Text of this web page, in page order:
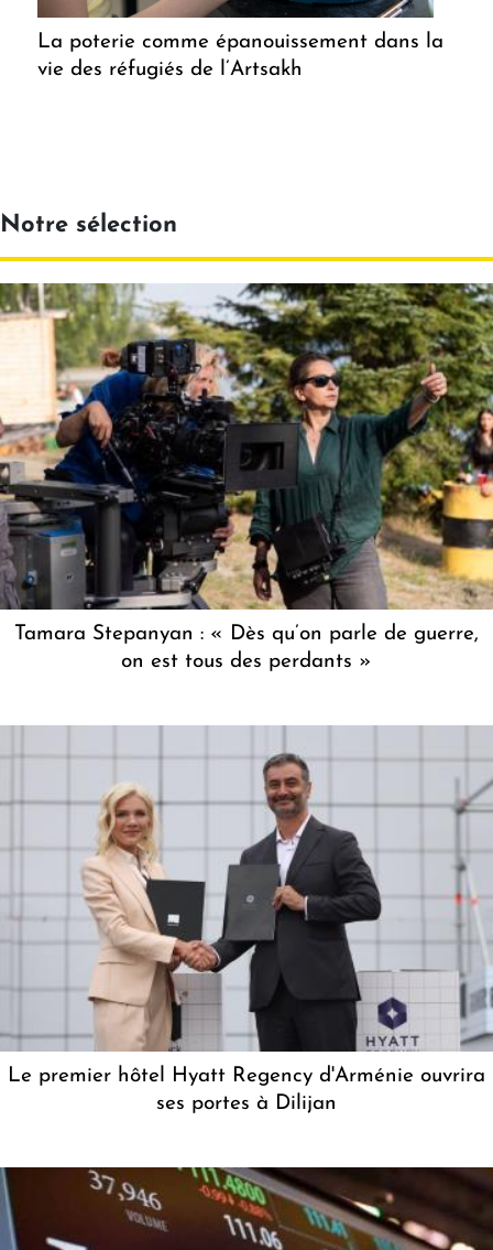
La poterie comme épanouissement dans la
vie des réfugiés de l’Artsakh
Notre sélection
Tamara Stepanyan : « Dès qu’on parle de guerre,
on est tous des perdants »
Le premier hôtel Hyatt Regency d'Arménie ouvrira
ses portes à Dilijan